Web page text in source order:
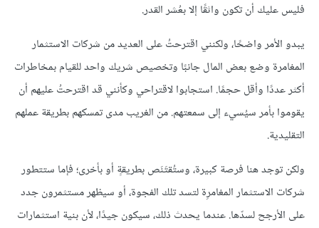
فليس عليك أن تكون واثقًا إلا بعُشر القدر.
يبدو الأمر واضحًا، ولكنني اقترحتُ على العديد من شركات الاستثمار
المغامرة وضع بعض المال جانبًا وتخصيص شريك واحد للقيام بمخاطرات
أكثر عددًا وأقل حجمًا. استجابوا لاقتراحي وكأنني قد اقترحتُ عليهم أن
يقوموا بأمر سيُسيء إلى سمعتهم. من الغريب مدى تمسكهم بطريقة عملهم
التقليدية.
ولكن توجد هنا فرصة كبيرة، وستُقتَنَص بطريقةٍ أو بأخرى؛ فإما ستتطور
شركات الاستثمار المغامرِة لتسد تلك الفجوة، أو سيظهر مستثمرون جدد
على الأرجح لسدّها. عندما يحدث ذلك، سيكون جيدًا، لأن بنية استثمارات